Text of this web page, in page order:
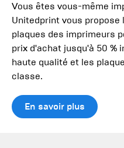
Vous êtes vous-même
Unitedprint vous propose
plaques des imprimeurs
prix d'achat jusqu'à 50 %
haute qualité et les
classe.
En savoir plus